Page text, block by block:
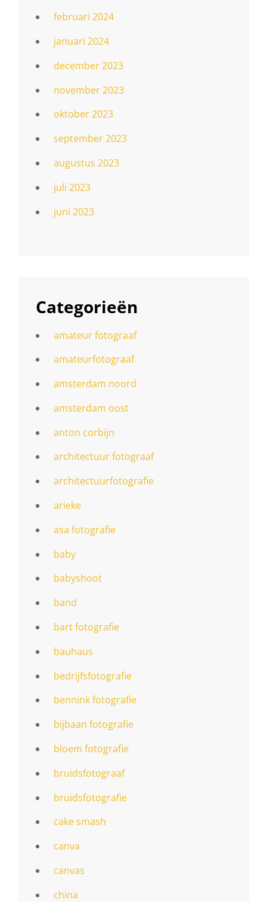
februari 2024
januari 2024
december 2023
november 2023
oktober 2023
september 2023
augustus 2023
juli 2023
juni 2023
Categorieën
amateur fotograaf
amateurfotograaf
amsterdam noord
amsterdam oost
anton corbijn
architectuur fotograaf
architectuurfotografie
arieke
asa fotografie
baby
babyshoot
band
bart fotografie
bauhaus
bedrijfsfotografie
bennink fotografie
bijbaan fotografie
bloem fotografie
bruidsfotograaf
bruidsfotografie
cake smash
canva
canvas
china